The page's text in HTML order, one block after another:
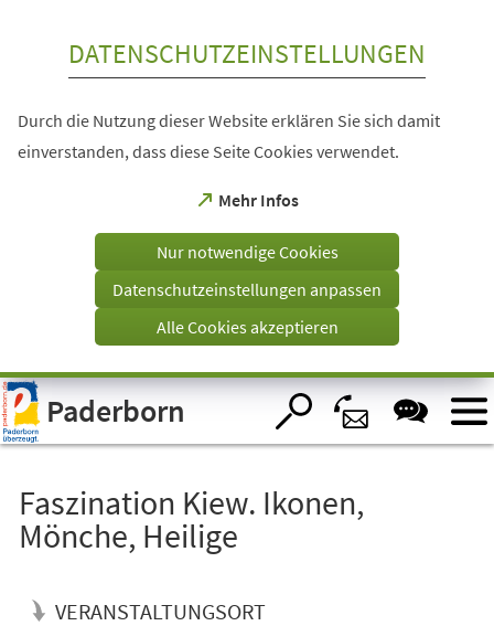
Visuelle
Assistenzsoftware
öffnen.
DATENSCHUTZEINSTELLUNGEN
Durch die Nutzung dieser Website erklären Sie sich damit
einverstanden, dass diese Seite Cookies verwendet.
Mehr Infos
(Öffnet
einem
Tab)
Nur notwendige Cookies
Datenschutzeinstellungen anpassen
Alle Cookies akzeptieren
Paderborn
Faszination Kiew. Ikonen,
Mönche, Heilige
VERANSTALTUNGSORT